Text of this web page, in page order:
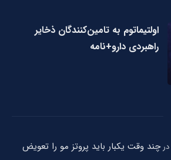
اولتیماتوم به تامین‌کنندگان ذخایر
راهبردی دارو+نامه
درچند وقت یکبار باید پروتز مو را تعویض